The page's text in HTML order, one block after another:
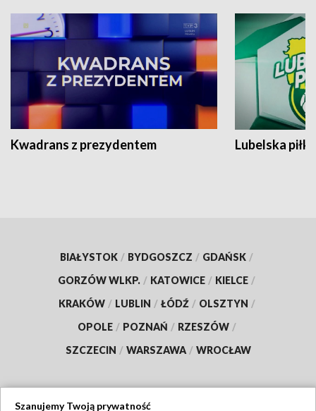
Kwadrans z prezydentem Lubelska piłka
BIAŁYSTOK / BYDGOSZCZ / GDAŃSK /
GORZÓW WLKP. / KATOWICE / KIELCE /
KRAKÓW / LUBLIN / ŁÓDŹ / OLSZTYN /
OPOLE / POZNAŃ / RZESZÓW /
SZCZECIN / WARSZAWA / WROCŁAW
Szanujemy Twoją prywatność